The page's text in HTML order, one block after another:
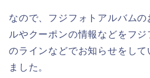
なので、フジフォトアルバム
ルやクーポンの情報などをフ
のラインなどでお知らせをし
ました。